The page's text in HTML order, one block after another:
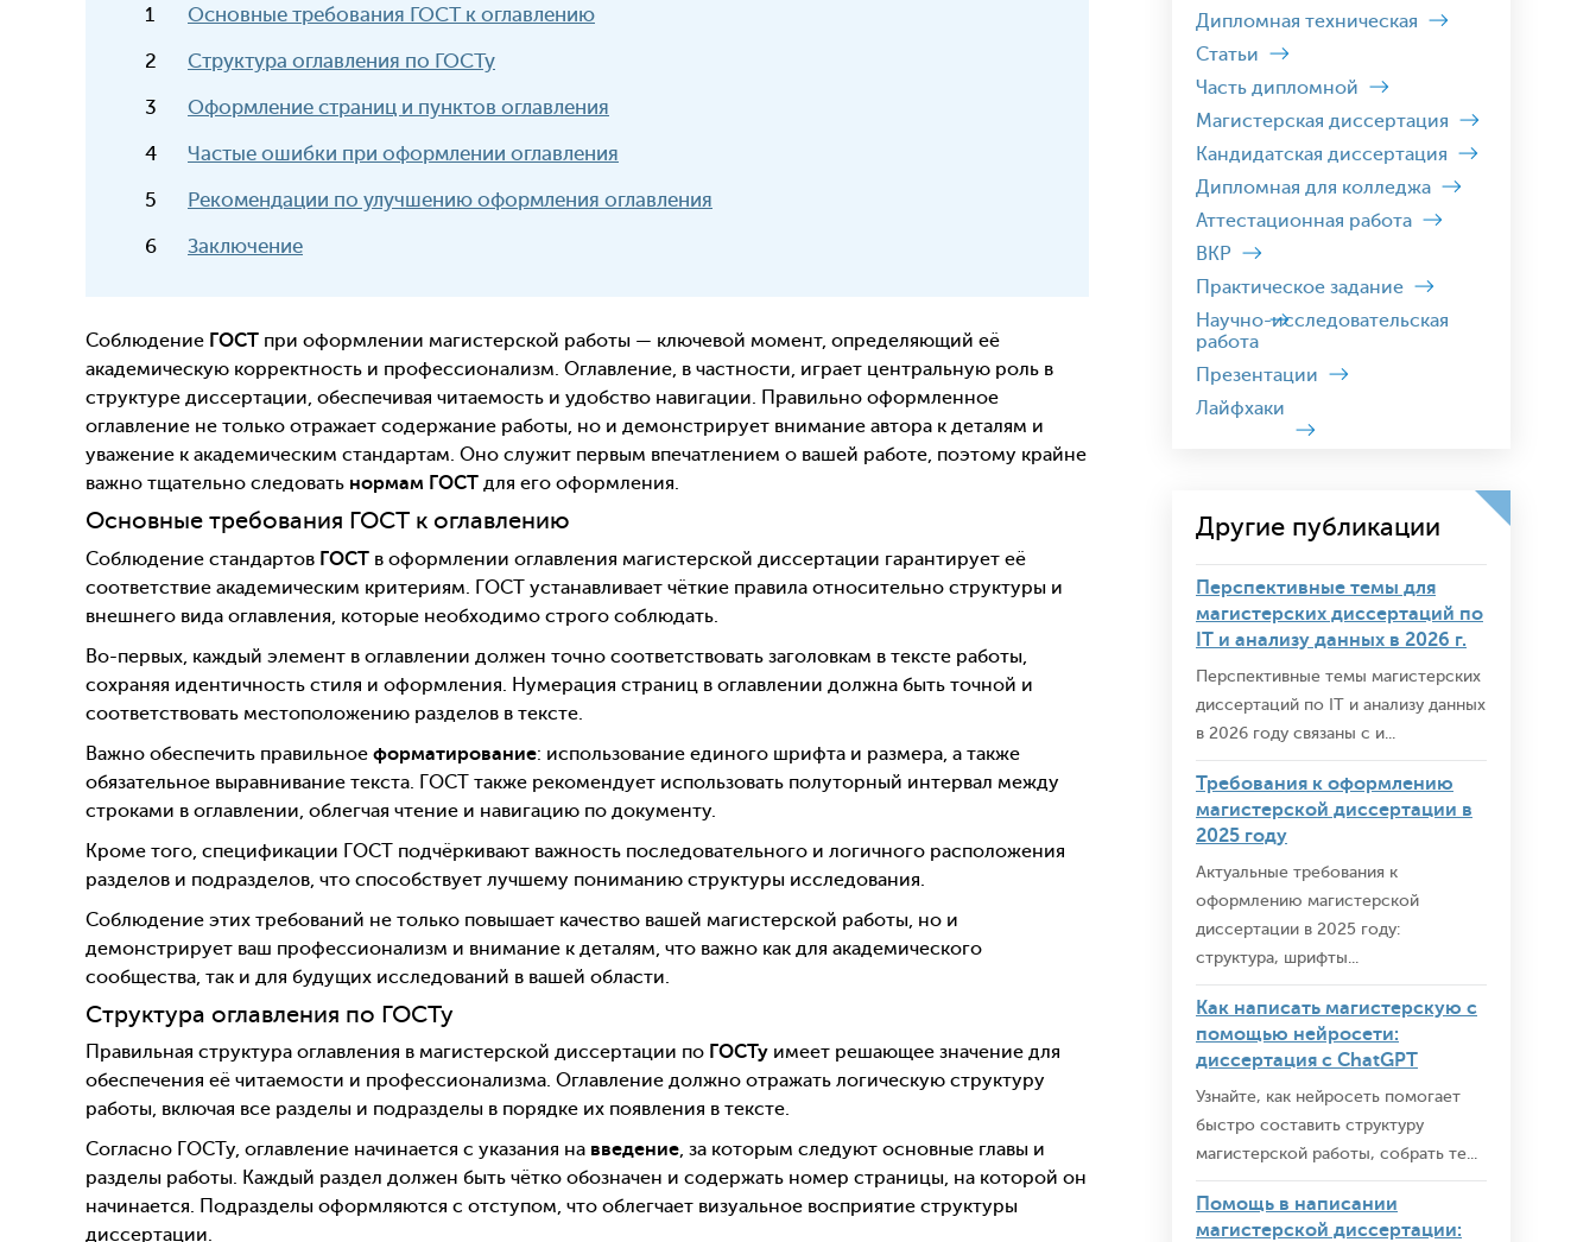
Основные требования ГОСТ к оглавлению
Структура оглавления по ГОСТу
Оформление страниц и пунктов оглавления
Частые ошибки при оформлении оглавления
Рекомендации по улучшению оформления оглавления
Заключение
Соблюдение ГОСТ при оформлении магистерской работы — ключевой момент, определяющий её
академическую корректность и профессионализм. Оглавление, в частности, играет центральную роль в
структуре диссертации, обеспечивая читаемость и удобство навигации. Правильно оформленное
оглавление не только отражает содержание работы, но и демонстрирует внимание автора к деталям и
уважение к академическим стандартам. Оно служит первым впечатлением о вашей работе, поэтому крайне
важно тщательно следовать нормам ГОСТ для его оформления.
Основные требования ГОСТ к оглавлению
Соблюдение стандартов ГОСТ в оформлении оглавления магистерской диссертации гарантирует её
соответствие академическим критериям. ГОСТ устанавливает чёткие правила относительно структуры и
внешнего вида оглавления, которые необходимо строго соблюдать.
Во-первых, каждый элемент в оглавлении должен точно соответствовать заголовкам в тексте работы,
сохраняя идентичность стиля и оформления. Нумерация страниц в оглавлении должна быть точной и
соответствовать местоположению разделов в тексте.
Важно обеспечить правильное форматирование: использование единого шрифта и размера, а также
обязательное выравнивание текста. ГОСТ также рекомендует использовать полуторный интервал между
строками в оглавлении, облегчая чтение и навигацию по документу.
Кроме того, спецификации ГОСТ подчёркивают важность последовательного и логичного расположения
разделов и подразделов, что способствует лучшему пониманию структуры исследования.
Соблюдение этих требований не только повышает качество вашей магистерской работы, но и
демонстрирует ваш профессионализм и внимание к деталям, что важно как для академического
сообщества, так и для будущих исследований в вашей области.
Структура оглавления по ГОСТу
Правильная структура оглавления в магистерской диссертации по ГОСТу имеет решающее значение для
обеспечения её читаемости и профессионализма. Оглавление должно отражать логическую структуру
работы, включая все разделы и подразделы в порядке их появления в тексте.
Согласно ГОСТу, оглавление начинается с указания на введение, за которым следуют основные главы и
разделы работы. Каждый раздел должен быть чётко обозначен и содержать номер страницы, на которой он
начинается. Подразделы оформляются с отступом, что облегчает визуальное восприятие структуры
диссертации.
Дипломная техническая
Статьи
Часть дипломной
Магистерская диссертация
Кандидатская диссертация
Дипломная для колледжа
Аттестационная работа
ВКР
Практическое задание
Научно-исследовательская
работа
Презентации
Лайфхаки
Другие публикации
Перспективные темы для
магистерских диссертаций по
IT и анализу данных в 2026 г.
Перспективные темы магистерских
диссертаций по IT и анализу данных
в 2026 году связаны с и...
Требования к оформлению
магистерской диссертации в
2025 году
Актуальные требования к
оформлению магистерской
диссертации в 2025 году:
структура, шрифты...
Как написать магистерскую с
помощью нейросети:
диссертация с ChatGPT
Узнайте, как нейросеть помогает
быстро составить структуру
магистерской работы, собрать те...
Помощь в написании
магистерской диссертации: